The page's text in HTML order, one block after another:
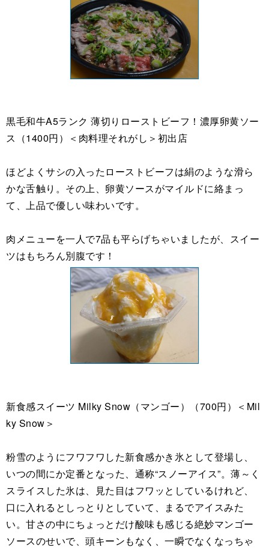
黒毛和牛A5ランク 薄切りローストビーフ！濃厚卵黄ソー
ス（1400円）＜肉料理それがし＞初出店
ほどよくサシの入ったローストビーフは絹のような滑ら
かな舌触り。その上、卵黄ソースがマイルドに絡まっ
て、上品で優しい味わいです。
肉メニューを一人で7品も平らげちゃいましたが、スイー
ツはもちろん別腹です！
新食感スイーツ Milky Snow（マンゴー）（700円）＜Mil
ky Snow＞
粉雪のようにフワフワした新食感かき氷として登場し、
いつの間にか定番となった、通称“スノーアイス”。薄～く
スライスした氷は、見た目はフワッとしているけれど、
口に入れるとしっとりとしていて、まるでアイスみた
い。甘さの中にちょっとだけ酸味も感じる絶妙マンゴー
ソースのせいで、頭キーンもなく、一瞬でなくなっちゃ